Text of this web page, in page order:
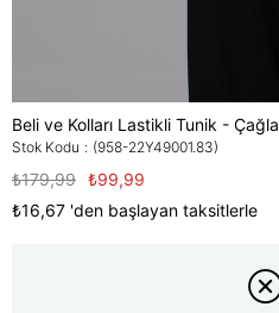
Beli ve Kolları Lastikli Tunik - Çağla
Stok Kodu (958-22Y49001.83)
₺179,99 ₺99,99
₺16,67 'den başlayan taksitlerle